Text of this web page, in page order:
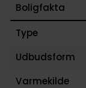
Boligfakta
Type
Udbudsform
Varmekilde